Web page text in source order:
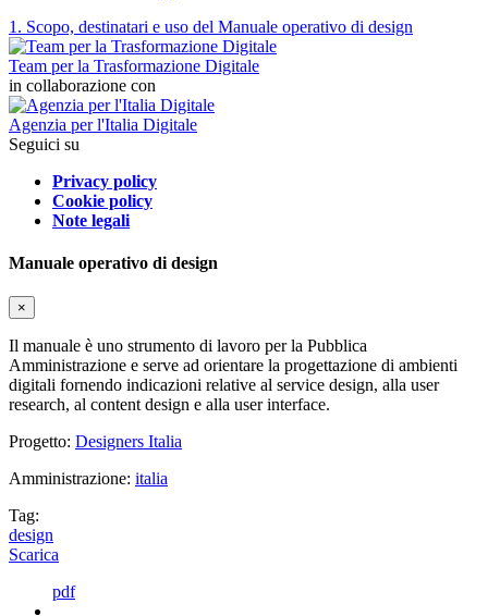
1. Scopo, destinatari e uso del Manuale operativo di design
Team per la Trasformazione Digitale
in collaborazione con
Agenzia per l'Italia Digitale
Seguici su
Privacy policy
Cookie policy
Note legali
Manuale operativo di design
×
Il manuale è uno strumento di lavoro per la Pubblica
Amministrazione e serve ad orientare la progettazione di ambienti
digitali fornendo indicazioni relative al service design, alla user
research, al content design e alla user interface.
Progetto: Designers Italia
Amministrazione: italia
Tag:
design
Scarica
pdf